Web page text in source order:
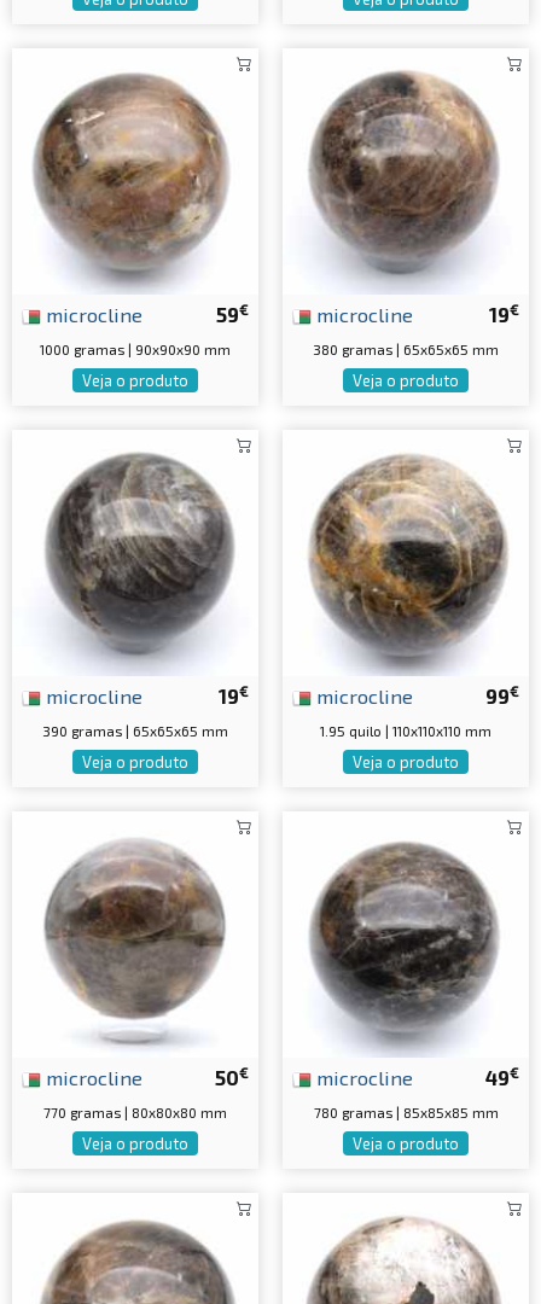
59€
microcline
1000 gramas | 90x90x90 mm
Veja o produto
19€
microcline
380 gramas | 65x65x65 mm
Veja o produto
19€
microcline
390 gramas | 65x65x65 mm
Veja o produto
99€
microcline
1.95 quilo | 110x110x110 mm
Veja o produto
50€
microcline
770 gramas | 80x80x80 mm
Veja o produto
49€
microcline
780 gramas | 85x85x85 mm
Veja o produto